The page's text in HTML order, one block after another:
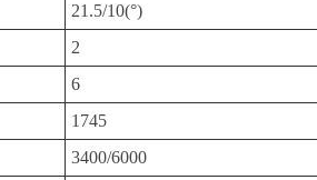
21.5/10(°)
2
6
1745
3400/6000